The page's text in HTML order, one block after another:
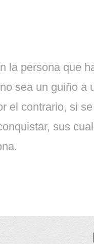
la persona que
sea un guiño a
el contrario, si
sus